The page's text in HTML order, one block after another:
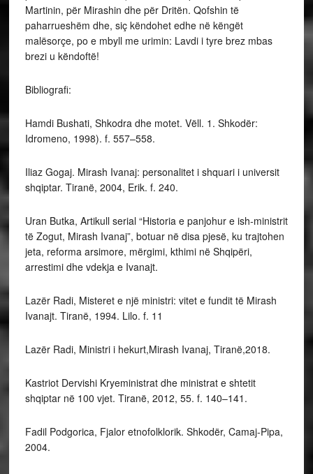
Martinin, për Mirashin dhe për Dritën. Qofshin të
paharrueshëm dhe, siç këndohet edhe në këngët
malësorçe, po e mbyll me urimin: Lavdi i tyre brez mbas
brezi u këndoftë!
Bibliografi:
Hamdi Bushati, Shkodra dhe motet. Vëll. 1. Shkodër:
Idromeno, 1998). f. 557–558.
Iliaz Gogaj. Mirash Ivanaj: personalitet i shquari i universit
shqiptar. Tiranë, 2004, Erik. f. 240.
Uran Butka, Artikull serial “Historia e panjohur e ish-ministrit
të Zogut, Mirash Ivanaj”, botuar në disa pjesë, ku trajtohen
jeta, reforma arsimore, mërgimi, kthimi në Shqipëri,
arrestimi dhe vdekja e Ivanajt.
Lazër Radi, Misteret e një ministri: vitet e fundit të Mirash
Ivanajt. Tiranë, 1994. Lilo. f. 11
Lazër Radi, Ministri i hekurt,Mirash Ivanaj, Tiranë,2018.
Kastriot Dervishi Kryeministrat dhe ministrat e shtetit
shqiptar në 100 vjet. Tiranë, 2012, 55. f. 140–141.
Fadil Podgorica, Fjalor etnofolklorik. Shkodër, Camaj-Pipa,
2004.